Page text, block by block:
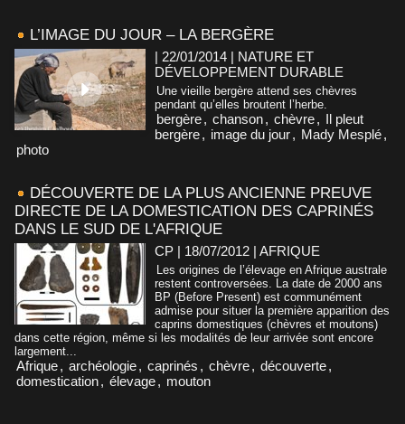
L’IMAGE DU JOUR – LA BERGÈRE
| 22/01/2014 | NATURE ET
DÉVELOPPEMENT DURABLE
Une vieille bergère attend ses chèvres
pendant qu’elles broutent l’herbe.
bergère, chanson, chèvre, Il pleut
bergère, image du jour, Mady Mesplé,
photo
DÉCOUVERTE DE LA PLUS ANCIENNE PREUVE
DIRECTE DE LA DOMESTICATION DES CAPRINÉS
DANS LE SUD DE L'AFRIQUE
CP | 18/07/2012 | AFRIQUE
Les origines de l’élevage en Afrique australe
restent controversées. La date de 2000 ans
BP (Before Present) est communément
admise pour situer la première apparition des
caprins domestiques (chèvres et moutons)
dans cette région, même si les modalités de leur arrivée sont encore
largement...
Afrique, archéologie, caprinés , chèvre, découverte,
domestication, élevage, mouton